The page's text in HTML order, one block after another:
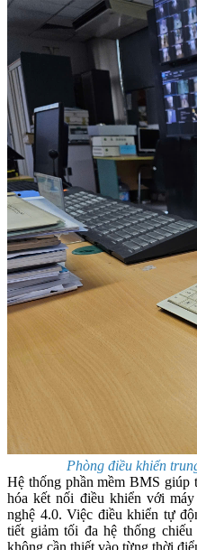
Phòng điều khiển
Hệ thống phần mềm BMS giúp
hóa kết nối điều khiển với
nghệ 4.0. Việc điều khiển tự
tiết giảm tối đa hệ thống
không cần thiết vào từng thời